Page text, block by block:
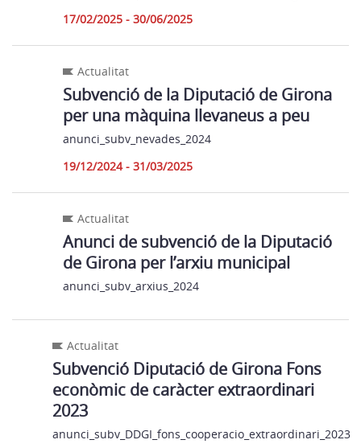
17/02/2025 - 30/06/2025
Actualitat
Subvenció de la Diputació de Girona
per una màquina llevaneus a peu
anunci_subv_nevades_2024
19/12/2024 - 31/03/2025
Actualitat
Anunci de subvenció de la Diputació
de Girona per l’arxiu municipal
anunci_subv_arxius_2024
Actualitat
Subvenció Diputació de Girona Fons
econòmic de caràcter extraordinari
2023
anunci_subv_DDGI_fons_cooperacio_extraordinari_2023